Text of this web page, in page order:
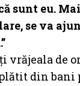
sunt eu.
se va
vrăjeala de
din bani